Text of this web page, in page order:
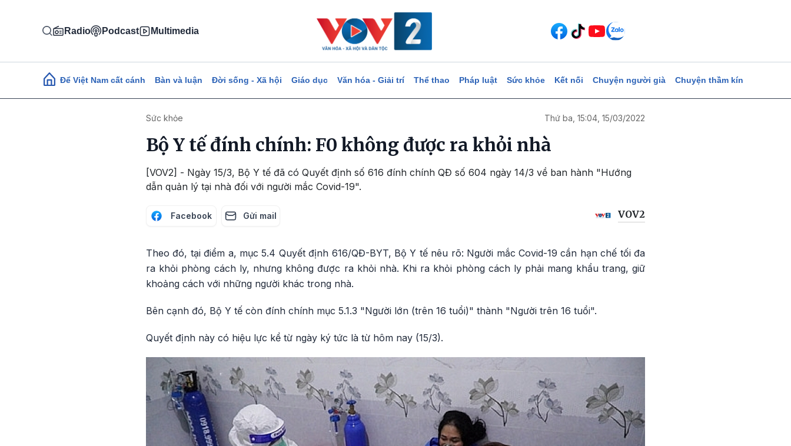
Radio Podcast Multimedia
Main navigation
Để Việt Nam cất cánh Bàn và luận Đời sống - Xã hội Giáo dục Văn hóa - Giải trí Thể thao Pháp luật Sức khỏe Kết nối Chuyện người già Chuyện thầm kín
Sức khỏe Thứ ba, 15:04, 15/03/2022
Bộ Y tế đính chính: F0 không được ra khỏi nhà
[VOV2] - Ngày 15/3, Bộ Y tế đã có Quyết định số 616 đính chính QĐ số 604 ngày 14/3 về ban hành "Hướng
dẫn quản lý tại nhà đối với người mắc Covid-19".
Facebook Gửi mail VOV2
Theo đó, tại điểm a, mục 5.4 Quyết định 616/QĐ-BYT, Bộ Y tế nêu rõ: Người mắc Covid-19 cần hạn chế tối đa
ra khỏi phòng cách ly, nhưng không được ra khỏi nhà. Khi ra khỏi phòng cách ly phải mang khẩu trang, giữ
khoảng cách với những người khác trong nhà.
Bên cạnh đó, Bộ Y tế còn đính chính mục 5.1.3 "Người lớn (trên 16 tuổi)" thành "Người trên 16 tuổi".
Quyết định này có hiệu lực kể từ ngày ký tức là từ hôm nay (15/3).